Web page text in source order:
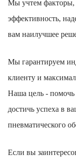
Мы учтем факторы,
эффективность,
вам наилучшее
Мы гарантируем
клиенту и
Наша цель - помочь
достичь успеха в
пневматического
Если вы